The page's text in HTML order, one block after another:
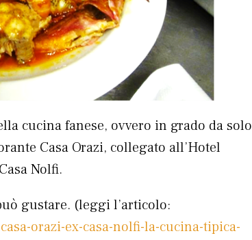
cucina fanese, ovvero in grado da solo
Casa Orazi, collegato all’Hotel
Nolfi.
gustare. (leggi l’articolo:
orazi-ex-casa-nolfi-la-cucina-tipica-